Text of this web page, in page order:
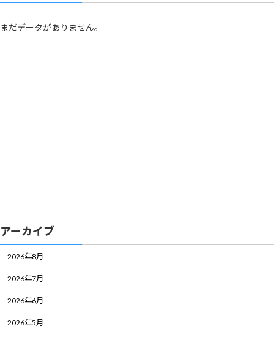
まだデータがありません。
アーカイブ
2026年8月
2026年7月
2026年6月
2026年5月